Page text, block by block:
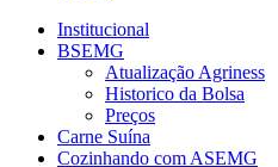
Institucional
BSEMG
Atualização Agriness
Historico da Bolsa
Preços
Carne Suína
Cozinhando com ASEMG